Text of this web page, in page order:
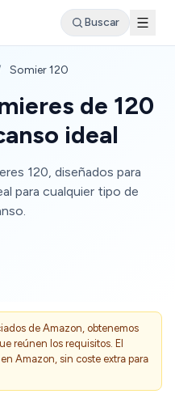
Buscar
Somier 120
de 120
ideal
120, diseñados para
para cualquier tipo de
de Amazon, obtenemos
reúnen los requisitos. El
Amazon, sin coste extra para